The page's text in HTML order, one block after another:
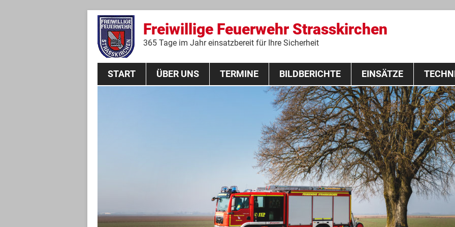
Freiwillige Feuerwehr Strasskirchen
365 Tage im Jahr einsatzbereit für Ihre Sicherheit
Zum
springen
START ÜBER UNS TERMINE
THL Lehrgang 2020
BILDBERICHTE EINSÄTZE
Fahrzeuge
Ausrüstung